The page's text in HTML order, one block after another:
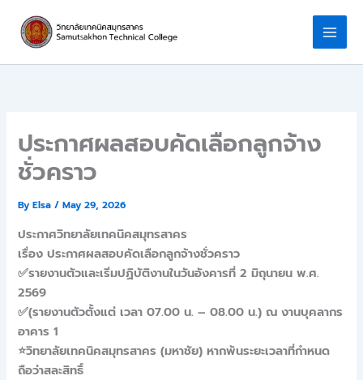
content
ประกาศผลสอบคัดเลือกลูกจ้าง
ชั่วคราว
ByElsa/May 29, 2026
ประกาศวิทยาลัยเทคนิคสมุทรสาคร
เรื่อง ประกาศผลสอบคัดเลือกลูกจ้างชั่วคราว
✅️รายงานตัวและเริ่มปฏิบัติงานในวันอังคารที่ 2 มิถุนายน พ.ศ.
2569
✅️(รายงานตัวตั้งแต่ เวลา 07.00 น. – 08.00 น.) ณ งานบุคลากร
อาคาร 1
⭐️วิทยาลัยเทคนิคสมุทรสาคร (มหาชัย) หากพ้นระยะเวลาที่กำหนด
ถือว่าสละสิทธิ์